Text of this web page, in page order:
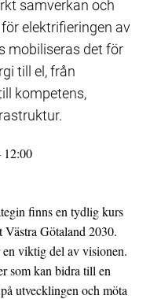
samverkan och
elektrifieringen av
mobiliseras det för
till el, från
kompetens,
12:00
finns en tydlig kurs
Götaland 2030.
viktig del av visionen.
som kan bidra till en
utvecklingen och möta